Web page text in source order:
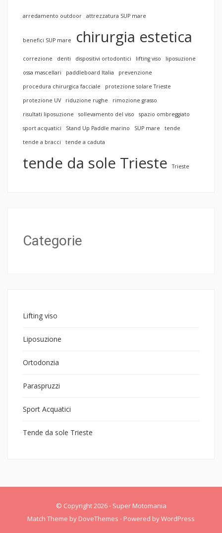
arredamento outdoor attrezzatura SUP mare
benefici SUP mare chirurgia estetica
correzione denti dispositivi ortodontici lifting viso
liposuzione
ossa mascellari
paddleboard Italia
prevenzione
procedura chirurgica facciale
protezione solare Trieste
protezione UV
riduzione rughe
rimozione grasso
risultati liposuzione
sollevamento del viso
spazio ombreggiato
sport acquatici
Stand Up Paddle marino SUP mare
tende
tende a bracci
tende a caduta
tende da sole Trieste Trieste
Categorie
Lifting viso
Liposuzione
Ortodonzia
Paraspruzzi
Sport Acquatici
Tende da sole Trieste
© Copyright 2026 ⋅ Super Motomania
Match Theme by DoveThemes ⋅ Powered byWordPress